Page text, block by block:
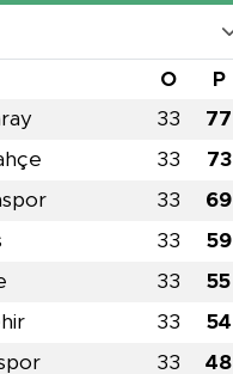
O P
33 77
33 73
33 69
33 59
33 55
33 54
33 48